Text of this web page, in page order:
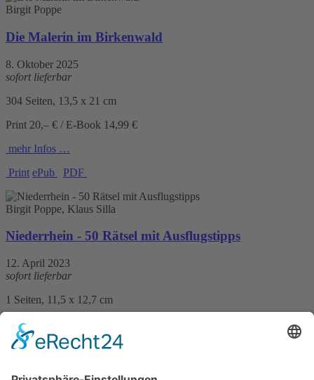
Birgit Poppe
Die Malerin im Birkenwald
8. Oktober 2025
sofort lieferbar
304 Seiten, 13,5 x 21 cm
Print 20,– € / E-Book 14,99 €
mehr Infos …
Print ePub PDF
Birgit Poppe, Klaus Silla
Niederrhein - 50 Rätsel mit Ausflugstipps
12. April 2023
sofort lieferbar
1 Seiten, 11,5 x 12,7 cm
13,– €
mehr Infos …